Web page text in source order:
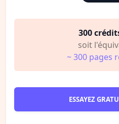
300
soit
~ 300 pages
ESSAYEZ